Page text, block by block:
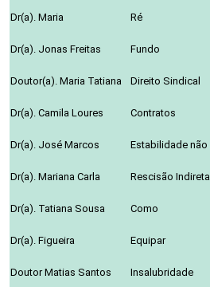
Dr(a). Maria
Ré
Dr(a). Jonas Freitas
Fundo
Doutor(a). Maria Tatiana
Direito Sindical
Dr(a). Camila Loures
Contratos
Dr(a). José Marcos
Estabilidade não
Dr(a). Mariana Carla
Rescisão Indireta
Dr(a). Tatiana Sousa
Como
Dr(a). Figueira
Equipar
Doutor Matias Santos
Insalubridade